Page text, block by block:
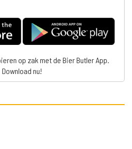
op zak met de Bier Butler App.
Download nu!